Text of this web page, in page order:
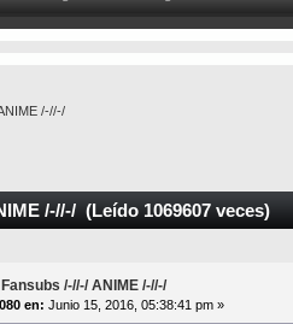
/-//-/
/-//-/ (Leído 1069607 veces)
/-//-/ ANIME /-//-/
en: Junio 15, 2016, 05:38:41 pm »